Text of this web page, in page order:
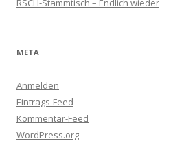
RSCH-Stammtisch – Endlich wieder
META
Anmelden
Eintrags-Feed
Kommentar-Feed
WordPress.org